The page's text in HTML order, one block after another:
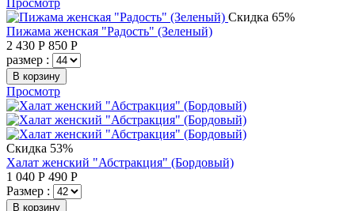
Просмотр
Скидка 65%
Пижама женская "Радость" (Зеленый)
2 430 Р 850 Р
размер :
В корзину
Просмотр
Скидка 53%
Халат женский "Абстракция" (Бордовый)
1 040 Р 490 Р
Размер :
В корзину